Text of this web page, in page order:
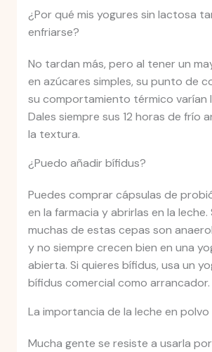
¿Por qué mis yogures sin lactosa
enfriarse?
No tardan más, pero al tener un
en azúcares simples, su punto de
su comportamiento térmico varían
Dales siempre sus 12 horas de frío
la textura.
¿Puedo añadir bífidus?
Puedes comprar cápsulas de
en la farmacia y abrirlas en la leche.
muchas de estas cepas son
y no siempre crecen bien en una
abierta. Si quieres bífidus, usa un
bífidus comercial como arrancador.
La importancia de la leche en
Mucha gente se resiste a usarla